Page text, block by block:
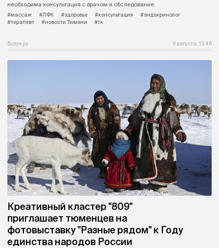
необходима консультация с врачом и обследование.
#массаж
#ЛФК #здоровье #консультация
#эндокринолог
#терапевт
#новости Тюмени #тк
Вслух.ру 9 августа, 13:46
Креативный кластер "809"
приглашает тюменцев на
фотовыставку "Разные рядом" к Году
единства народов России